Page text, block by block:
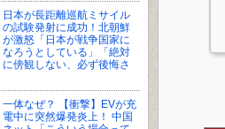
日本が長距離巡航ミサイル
の試験発射に成功！北朝鮮
が激怒「日本が戦争国家に
なろうとしている」「絶対
に傍観しない、必ず後悔さ
一体なぜ？ 【衝撃】EVが充
電中に突然爆発炎上！ 中国